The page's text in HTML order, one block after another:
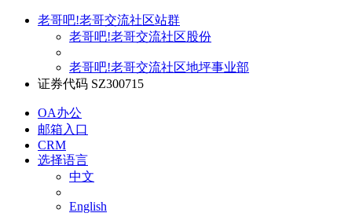
老哥吧!老哥交流社区站群
老哥吧!老哥交流社区股份
老哥吧!老哥交流社区地坪事业部
证券代码 SZ300715
OA办公
邮箱入口
CRM
选择语言
中文
English